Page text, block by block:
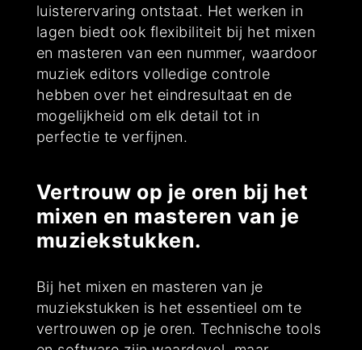
luisterervaring ontstaat. Het werken in
lagen biedt ook flexibiliteit bij het mixen
en masteren van een nummer, waardoor
muziek editors volledige controle
hebben over het eindresultaat en de
mogelijkheid om elk detail tot in
perfectie te verfijnen.
Vertrouw op je oren bij het
mixen en masteren van je
muziekstukken.
Bij het mixen en masteren van je
muziekstukken is het essentieel om te
vertrouwen op je oren. Technische tools